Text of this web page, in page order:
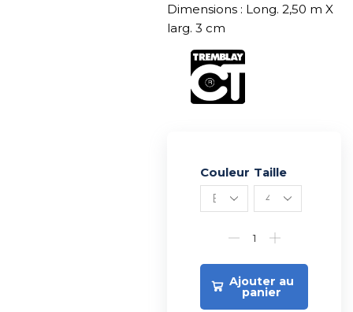
Dimensions : Long. 2,50 m X
larg. 3 cm
Couleur Taille
Ajouter au
panier
Alternative: